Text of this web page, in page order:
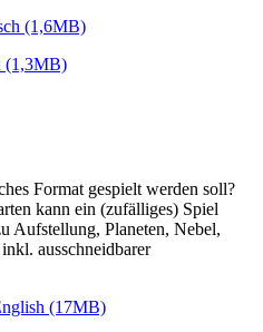
(1,6MB)
(1,3MB)
Format gespielt werden soll?
kann ein (zufälliges) Spiel
Aufstellung, Planeten, Nebel,
ausschneidbarer
(17MB)